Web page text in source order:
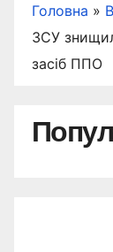
Головна »
ЗСУ
засіб ППО